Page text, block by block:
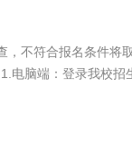
不符合报名条件将
脑端：登录我校招